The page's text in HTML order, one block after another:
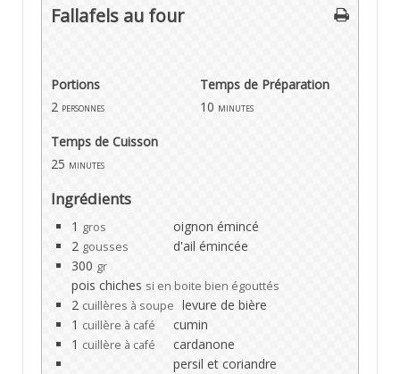
Fallafels au four
Portions
Temps de Préparation
2 personnes 10 minutes
Temps de Cuisson
25 minutes
Ingrédients
1 gros
oignon émincé
2 gousses
d'ail émincée
300 gr
pois chiches si en boite bien égouttés
2 cuillères à soupe levure de bière
1 cuillère à café
cumin
1 cuillère à café
cardanone
persil et coriandre